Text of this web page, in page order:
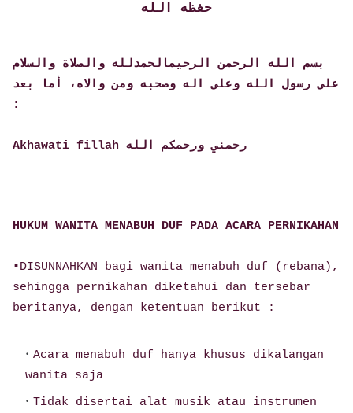
حفظه الله
بسم الله الرحمن الرحيمالحمدلله والصلاة والسلام
على رسول الله وعلى اله وصحبه ومن والاه، أما بعد
:
Akhawati fillah رحمني ورحمكم الله
HUKUM WANITA MENABUH DUF PADA ACARA PERNIKAHAN
▪DISUNNAHKAN bagi wanita menabuh duf (rebana),
sehingga pernikahan diketahui dan tersebar
beritanya, dengan ketentuan berikut :
Acara menabuh duf hanya khusus dikalangan
wanita saja
Tidak disertai alat musik atau instrumen